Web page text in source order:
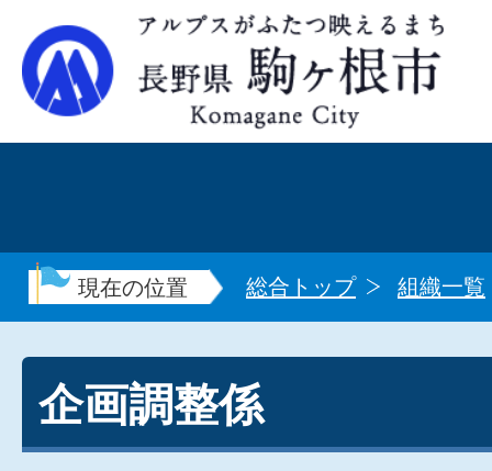
現在の位置 総合トップ 組織一覧
企画調整係